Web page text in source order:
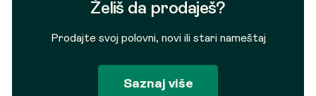
Želiš da prodaješ?
Prodajte svoj polovni, novi ili stari nameštaj
Saznaj više